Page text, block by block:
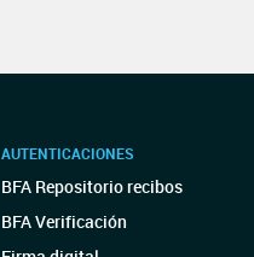
AUTENTICACIONES
BFA Repositorio recibos
BFA Verificación